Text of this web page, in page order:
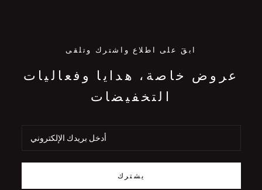
ابقَ على اطلاع واشترك وتلقى
عروض خاصة، هدايا وفعاليات
التخفيضات
يشترك